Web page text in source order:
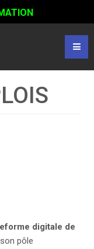
CLIQUER POUR
digitale de
pôle